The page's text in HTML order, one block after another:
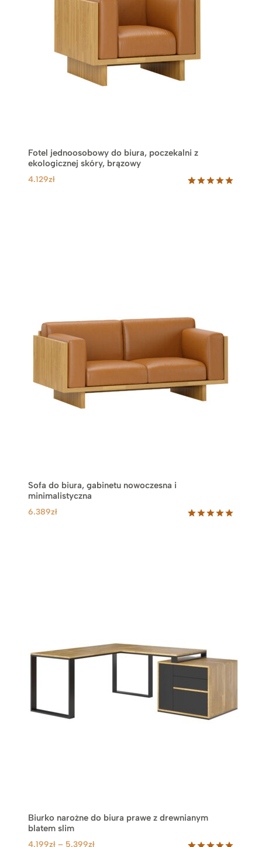
Fotel jednoosobowy do biura, poczekalni z
ekologicznej skóry, brązowy
4.129zł
Sofa do biura, gabinetu nowoczesna i
minimalistyczna
6.389zł
Biurko narożne do biura prawe z drewnianym
blatem slim
4.199zł – 5.399złZ